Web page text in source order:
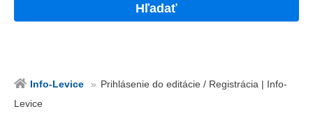
Hľadať
Info-Levice
Prihlásenie do editácie / Registrácia | Info-
Levice